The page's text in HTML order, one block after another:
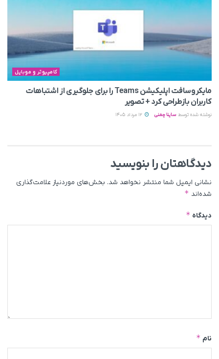
کامپیوتر و موبایل
مایکروسافت اپلیکیشن Teams را برای جلوگیری از اشتباهات
کاربران بازطراحی کرد + تصویر
نوشته شده توسط ساینا چمنی
دیدگاهتان را بنویسید
نشانی ایمیل شما منتشر نخواهد شد. بخش‌های موردنیاز علامت‌گذاری
شده‌اند *
دیدگاه *
نام *